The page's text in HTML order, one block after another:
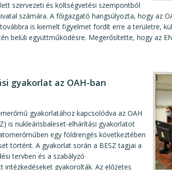
szervezeti és költségvetési szempontból
számára. A főigazgató hangsúlyozta, hogy az
is kiemelt figyelmet fordít erre a területre,
belüli együttműködésre. Megerősítette, hogy az
gyakorlat az OAH-ban
gyakorlatához kapcsolódva az OAH
is nukleárisbaleset-elhárítási gyakorlatot
egy földrengés következtében
történt. A gyakorlat során a BESZ tagjai a
tervben és a szabályzó
gyakorolták. Az előzetes